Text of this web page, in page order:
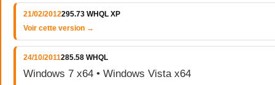
21/02/2012295.73 WHQL XP
Voir cette version →
24/10/2011285.58 WHQL
Windows 7 x64 • Windows Vista x64